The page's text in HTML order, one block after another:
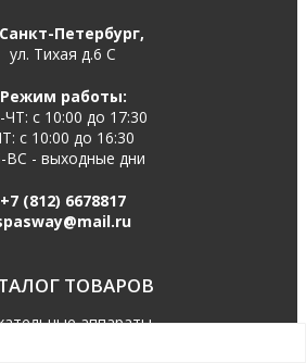
Петербург,
ул. Тихая д.6 С
Режим работы:
с 10:00 до 17:30
с 10:00 до 16:30
ВС - выходные дни
+7 (812) 6678817
ТОВАРОВ
аппараты
для воздушных компрессоров